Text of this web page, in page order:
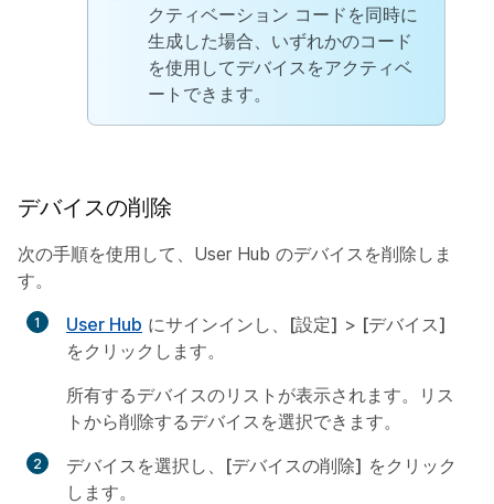
クティベーション コードを同時に
生成した場合、いずれかのコード
を使用してデバイスをアクティベ
ートできます。
デバイスの削除
次の手順を使用して、User Hub のデバイスを削除しま
す。
User Hub にサインインし、 [設定] > [デバイス]
をクリックします。
所有するデバイスのリストが表示されます。リス
トから削除するデバイスを選択できます。
デバイスを選択し、 [デバイスの削除] をクリック
します。